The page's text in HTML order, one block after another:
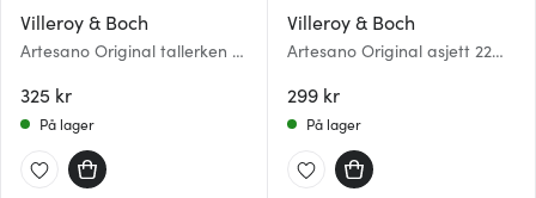
Villeroy & Boch
Artesano Original tallerken 27
325 kr
På lager
Villeroy & Boch
Artesano Original asjett 22
299 kr
På lager